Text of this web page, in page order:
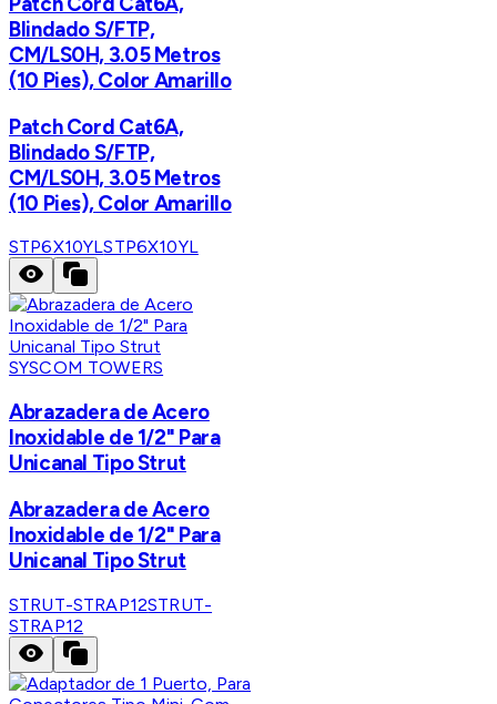
Blindado S/FTP,
CM/LS0H, 3.05 Metros
(10 Pies), Color Amarillo
Patch Cord Cat6A,
Blindado S/FTP,
CM/LS0H, 3.05 Metros
(10 Pies), Color Amarillo
STP6X10YLSTP6X10YL
SYSCOM TOWERS
Abrazadera de Acero
Inoxidable de 1/2" Para
Unicanal Tipo Strut
Abrazadera de Acero
Inoxidable de 1/2" Para
Unicanal Tipo Strut
STRUT-STRAP12STRUT-
STRAP12